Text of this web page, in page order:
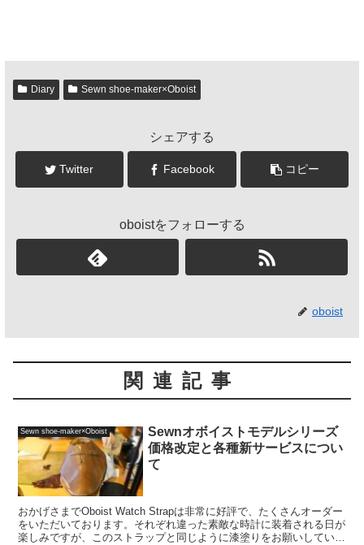
Diary Sewn shoe-maker×Oboist
シェアする
Twitter Facebook コピー
oboistをフォローする
oboist
関連記事
Sewn shoe-maker×Oboist
Sewnオボイストモデルシリーズ
価格改定と各種新サービスについ
て
おかげさまでOboist Watch Strapは非常に好評で、たくさんオーダー
をいただいております。それぞれ違った素敵な時計に装着される日が
楽しみですが、このストラップと同じように漆塗りをお願いしていた